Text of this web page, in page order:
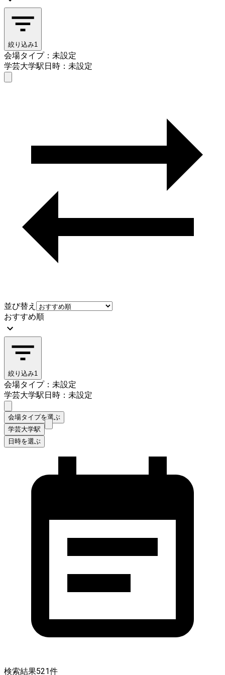
絞り込み1
会場タイプ：未設定
学芸大学駅日時：未設定
並び替え
おすすめ順
絞り込み1
会場タイプ：未設定
学芸大学駅日時：未設定
会場タイプを選ぶ
学芸大学駅
日時を選ぶ
検索結果521件